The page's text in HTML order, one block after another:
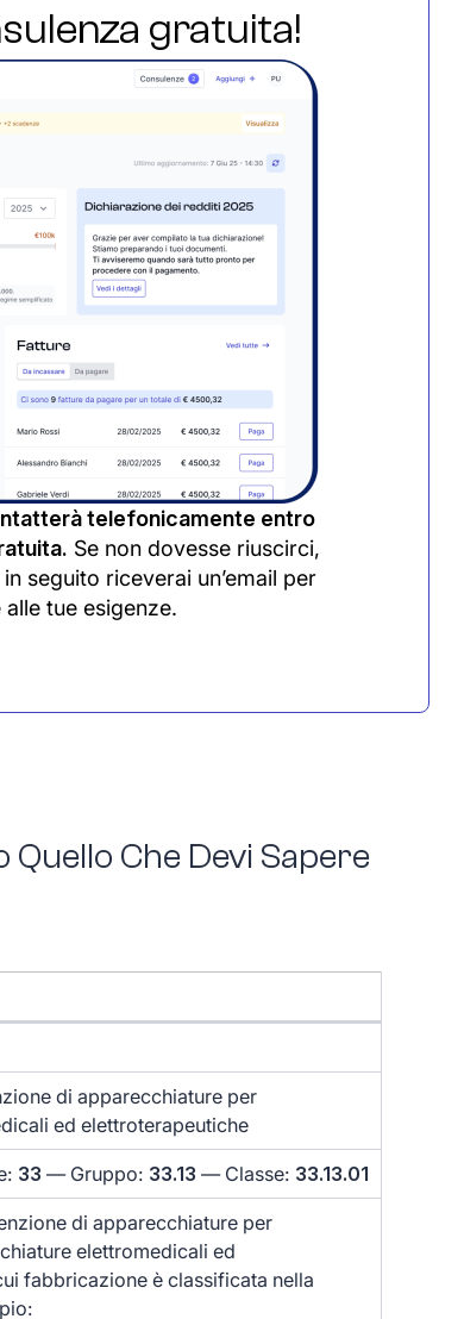
gratuita!
telefonicamente entro
Se non dovesse riuscirci,
seguito riceverai un’email per
tue esigenze.
Quello Che Devi Sapere
di apparecchiature per
ed elettroterapeutiche
33 — Gruppo: 33.13 — Classe: 33.13.01
di apparecchiature per
elettromedicali ed
fabbricazione è classificata nella